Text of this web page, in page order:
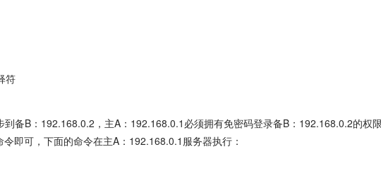
符
备B：192.168.0.2，主A：192.168.0.1必须拥有免密码登录备B：192.168.0.2的权
即可，下面的命令在主A：192.168.0.1服务器执行：